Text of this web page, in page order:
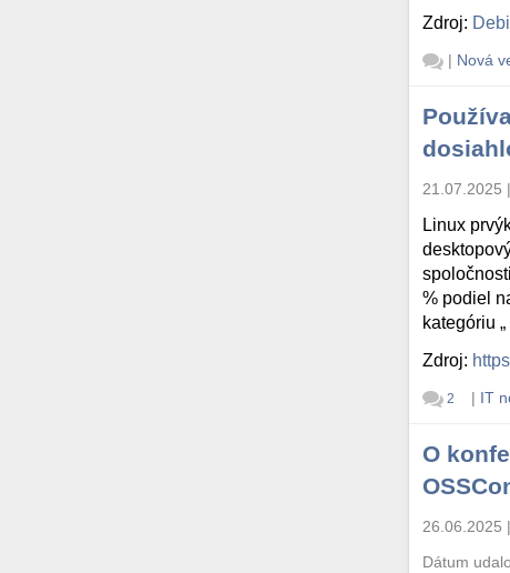
Zdroj:
| Nová
21.07.2025
Linux
% podiel
kategóriu
Zdroj:
2 | IT
O
26.06.2025
Dátum